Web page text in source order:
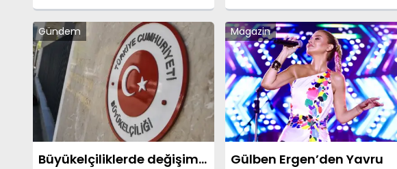
saatte günlük kazancı 3
bin lirayı buluyor
Uzmanlar uyarıyor, son 20
yılda sayıları arttı
Gündem
Büyükelçiliklerde değişim...
Magazin
Gülben Ergen’den Yavru